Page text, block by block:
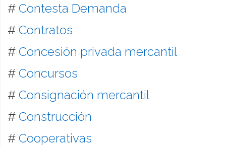
# Contesta Demanda
# Contratos
# Concesión privada mercantil
# Concursos
# Consignación mercantil
# Construcción
# Cooperativas